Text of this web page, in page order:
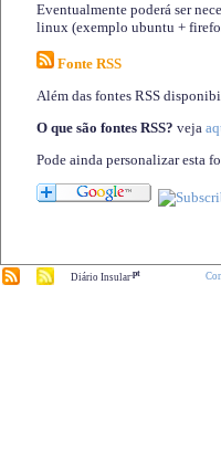
Eventualmente poderá ser
linux (exemplo ubuntu +
Fonte RSS
Além das fontes RSS
O que são fontes RSS? veja
Pode ainda personalizar esta
Diário Insular.pt